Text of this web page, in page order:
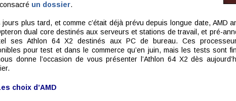
un dossier.
jours plus tard, et comme c’était déjà prévu depuis longue date, AMD
dual core destinés aux serveurs et stations de travail, et pré-
ses Athlon 64 X2 destinés aux PC de bureau. Ces
pour test et dans le commerce qu’en juin, mais les tests sont
donne l’occasion de vous présenter l’Athlon 64 X2 dès
choix d’AMD